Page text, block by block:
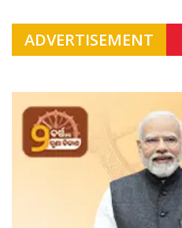
ADVERTISEMENT